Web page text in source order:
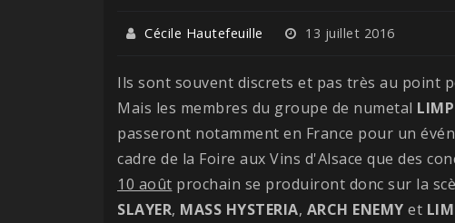
Cécile Hautefeuille 13 juillet 2016
Ils sont souvent discrets et pas très au point
Mais les membres du groupe de numetal
passeront notamment en France pour un
cadre de la Foire aux Vins d'Alsace que des
10 août prochain se produiront donc sur la
SLAYER, MASS HYSTERIA, ARCH ENEMY et